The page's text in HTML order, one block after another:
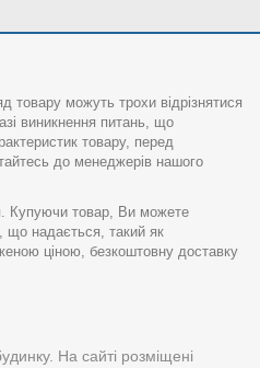
товару можуть трохи відрізнятися
виникнення питань, що
товару, перед
до менеджерів нашого
Купуючи товар, Ви можете
що надається, такий як
ціною, безкоштовну доставку
На сайті розміщені